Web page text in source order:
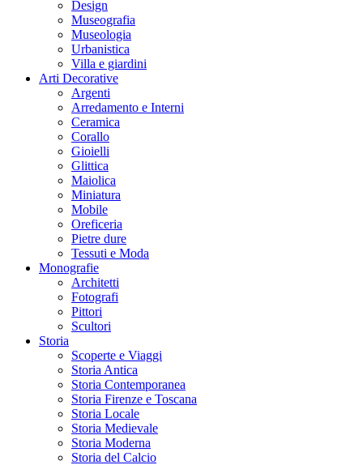
Design
Museografia
Museologia
Urbanistica
Villa e giardini
Arti Decorative
Argenti
Arredamento e Interni
Ceramica
Corallo
Gioielli
Glittica
Maiolica
Miniatura
Mobile
Oreficeria
Pietre dure
Tessuti e Moda
Monografie
Architetti
Fotografi
Pittori
Scultori
Storia
Scoperte e Viaggi
Storia Antica
Storia Contemporanea
Storia Firenze e Toscana
Storia Locale
Storia Medievale
Storia Moderna
Storia del Calcio